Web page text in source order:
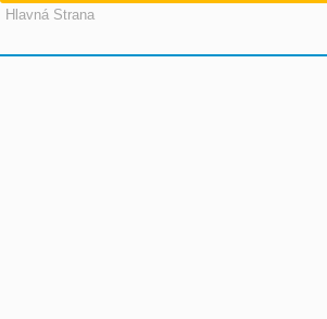
Hlavná Strana